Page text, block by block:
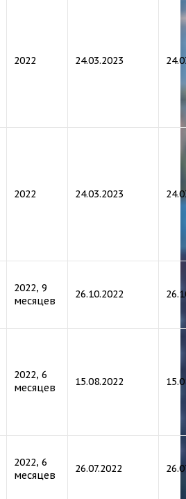
2022 24.03.2023
2022 24.03.2023
2022, 9
месяцев
26.10.2022
2022, 6
месяцев
15.08.2022
2022, 6
месяцев
26.07.2022